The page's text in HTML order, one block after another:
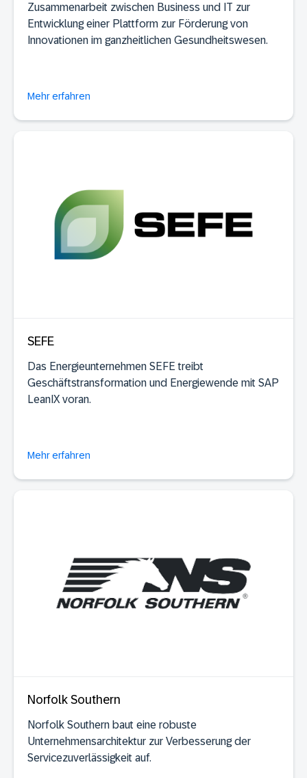
Zusammenarbeit zwischen Business und IT zur
Entwicklung einer Plattform zur Förderung von
Innovationen im ganzheitlichen Gesundheitswesen.
Mehr erfahren
SEFE
Das Energieunternehmen SEFE treibt
Geschäftstransformation und Energiewende mit SAP
LeanIX voran.
Mehr erfahren
Norfolk Southern
Norfolk Southern baut eine robuste
Unternehmensarchitektur zur Verbesserung der
Servicezuverlässigkeit auf.